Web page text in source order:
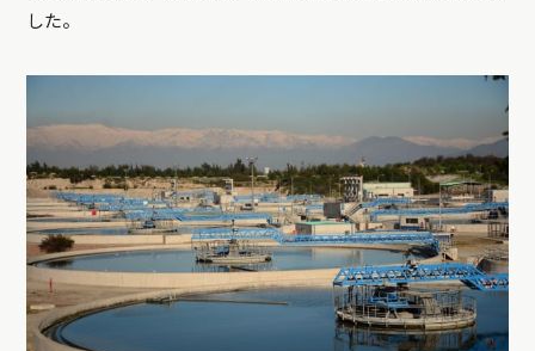
した。